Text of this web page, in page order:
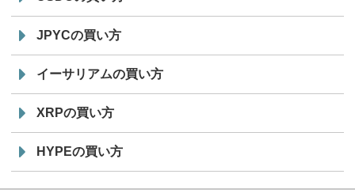
JPYCの買い方
イーサリアムの買い方
XRPの買い方
HYPEの買い方